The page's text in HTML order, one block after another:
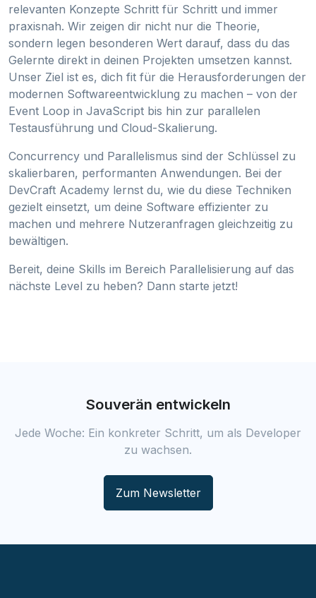
relevanten Konzepte Schritt für Schritt und immer
praxisnah. Wir zeigen dir nicht nur die Theorie,
sondern legen besonderen Wert darauf, dass du das
Gelernte direkt in deinen Projekten umsetzen kannst.
Unser Ziel ist es, dich fit für die Herausforderungen der
modernen Softwareentwicklung zu machen – von der
Event Loop in JavaScript bis hin zur parallelen
Testausführung und Cloud-Skalierung.
Concurrency und Parallelismus sind der Schlüssel zu
skalierbaren, performanten Anwendungen. Bei der
DevCraft Academy lernst du, wie du diese Techniken
gezielt einsetzt, um deine Software effizienter zu
machen und mehrere Nutzeranfragen gleichzeitig zu
bewältigen.
Bereit, deine Skills im Bereich Parallelisierung auf das
nächste Level zu heben? Dann starte jetzt!
Souverän entwickeln
Jede Woche: Ein konkreter Schritt, um als Developer
zu wachsen.
Zum Newsletter